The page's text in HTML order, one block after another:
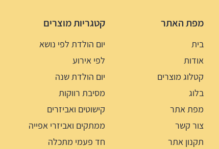
מפת האתר
בית
אודות
קטלוג מוצרים
בלוג
מפת אתר
צור קשר
תקנון אתר
קטגריות מוצרים
יום הולדת לפי נושא
לפי אירוע
יום הולדת שנה
מסיבת רווקות
קישוטים ואביזרים
ממתקים ואביזרי אפייה
חד פעמי מתכלה